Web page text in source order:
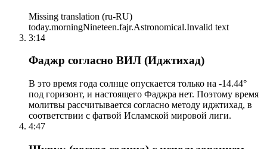
Missing translation (ru-RU)
today.morningNineteen.fajr.Astronomical.Invalid text
3:14
Фаджр согласно ВИЛ (Иджтихад)
В это время года солнце опускается только на -14.44°
под горизонт, и настоящего Фаджра нет. Поэтому время
молитвы рассчитывается согласно методу иджтихад, в
соответствии с фатвой Исламской мировой лиги.
4:47